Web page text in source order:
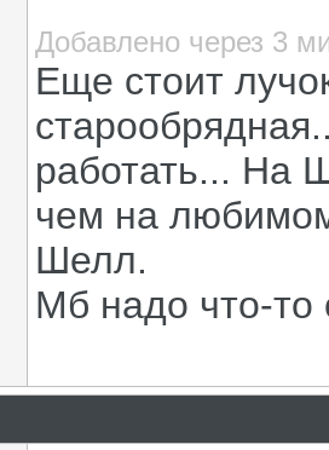
Добавлено через 3
Еще стоит
работать... На
чем на
Шелл.
Мб надо что-